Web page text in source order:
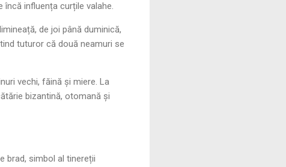
influența curțile valahe.
de joi până duminică,
tuturor că două neamuri se
vechi, făină și miere. La
bizantină, otomană și
brad, simbol al tinereții